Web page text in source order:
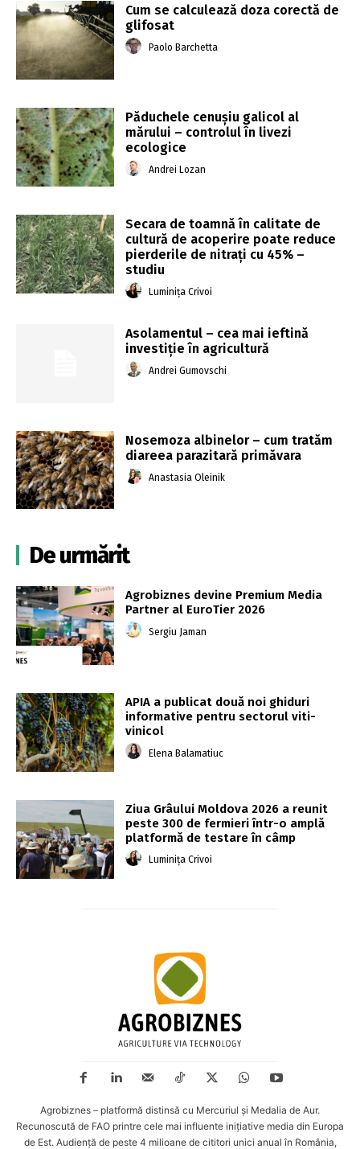
Cum se calculează doza corectă de
glifosat
Paolo Barchetta
Păduchele cenușiu galicol al
mărului – controlul în livezi
ecologice
Andrei Lozan
Secara de toamnă în calitate de
cultură de acoperire poate reduce
pierderile de nitrați cu 45% –
studiu
Luminița Crivoi
Asolamentul – cea mai ieftină
investiţie în agricultură
Andrei Gumovschi
Nosemoza albinelor – cum tratăm
diareea parazitară primăvara
Anastasia Oleinik
De urmărit
Agrobiznes devine Premium Media
Partner al EuroTier 2026
Sergiu Jaman
APIA a publicat două noi ghiduri
informative pentru sectorul viti-
vinicol
Elena Balamatiuc
Ziua Grâului Moldova 2026 a reunit
peste 300 de fermieri într-o amplă
platformă de testare în câmp
Luminița Crivoi
Agrobiznes – platformă distinsă cu Mercuriul și Medalia de Aur.
Recunoscută de FAO printre cele mai influente inițiative media din Europa
de Est. Audiență de peste 4 milioane de cititori unici anual în România,